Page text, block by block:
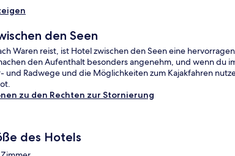
den Seen
Waren reist, ist Hotel zwischen den Seen eine
den Aufenthalt besonders angenehm, und wenn du
und Radwege und die Möglichkeiten zum Kajakfahren
zu den Rechten zur Stornierung
des Hotels